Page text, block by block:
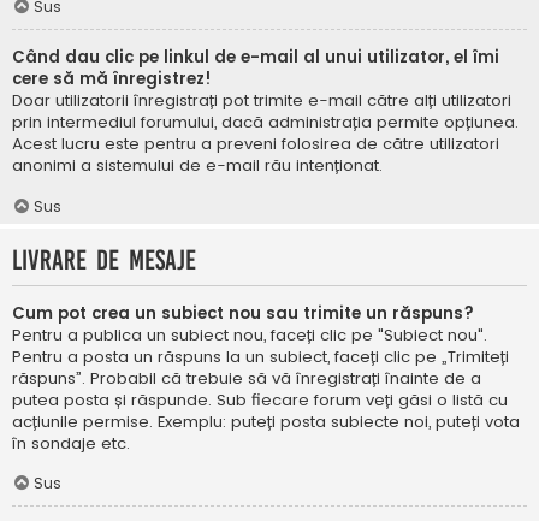
Sus
Când dau clic pe linkul de e-mail al unui utilizator, el îmi
cere să mă înregistrez!
Doar utilizatorii înregistrați pot trimite e-mail către alți utilizatori
prin intermediul forumului, dacă administrația permite opțiunea.
Acest lucru este pentru a preveni folosirea de către utilizatori
anonimi a sistemului de e-mail rău intenționat.
Sus
Livrare de mesaje
Cum pot crea un subiect nou sau trimite un răspuns?
Pentru a publica un subiect nou, faceți clic pe "Subiect nou".
Pentru a posta un răspuns la un subiect, faceți clic pe „Trimiteți
răspuns”. Probabil că trebuie să vă înregistrați înainte de a
putea posta și răspunde. Sub fiecare forum veți găsi o listă cu
acțiunile permise. Exemplu: puteți posta subiecte noi, puteți vota
în sondaje etc.
Sus